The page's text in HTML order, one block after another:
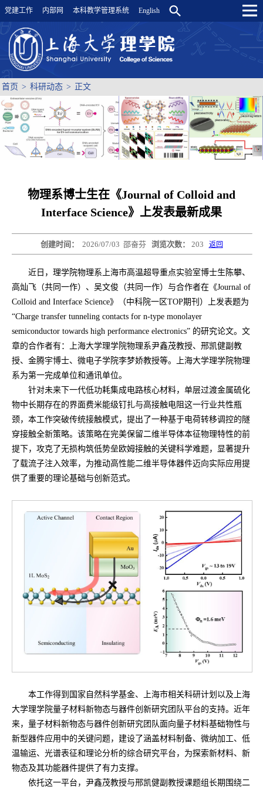
党建工作 内部网 本科教学管理系统 English
首页 > 科研动态 > 正文
物理系博士生在《Journal of Colloid and
Interface Science》上发表最新成果
创建时间： 2026/07/03 邵奋芬 浏览次数： 203 返回
近日，理学院物理系上海市高温超导重点实验室博士生陈攀、
高灿飞（共同一作）、吴文俊（共同一作）与合作者在《Journal of
Colloid and Interface Science》（中科院一区TOP期刊）上发表题为
“Charge transfer tunneling contacts for n-type monolayer
semiconductor towards high performance electronics” 的研究论文。文
章的合作者有：上海大学理学院物理系尹鑫茂教授、邢凯健副教
授、金腾宇博士、微电子学院李梦娇教授等。上海大学理学院物理
系为第一完成单位和通讯单位。
针对未来下一代低功耗集成电路核心材料，单层过渡金属硫化
物中长期存在的界面费米能级钉扎与高接触电阻这一行业共性瓶
颈，本工作突破传统接触模式，提出了一种基于电荷转移调控的隧
穿接触全新策略。该策略在完美保留二维半导体本征物理特性的前
提下，攻克了无损构筑低势垒欧姆接触的关键科学难题，显著提升
了载流子注入效率，为推动高性能二维半导体器件迈向实际应用提
供了重要的理论基础与创新范式。
本工作得到国家自然科学基金、上海市相关科研计划以及上海
大学理学院量子材料新物态与器件创新研究团队平台的支持。近年
来，量子材料新物态与器件创新研究团队面向量子材料基础物性与
新型器件应用中的关键问题，建设了涵盖材料制备、微纳加工、低
温输运、光谱表征和理论分析的综合研究平台，为探索新材料、新
物态及其功能器件提供了有力支撑。
依托这一平台，尹鑫茂教授与邢凯健副教授课题组长期围绕二